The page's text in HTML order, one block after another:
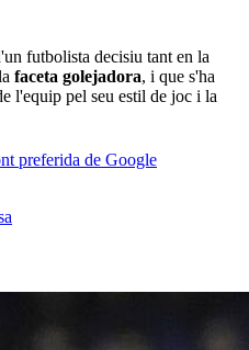
futbolista decisiu tant en la
faceta golejadora, i que s'ha
l'equip pel seu estil de joc i la
preferida de Google